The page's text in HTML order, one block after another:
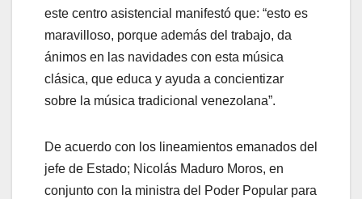
este centro asistencial manifestó que: “esto es
maravilloso, porque además del trabajo, da
ánimos en las navidades con esta música
clásica, que educa y ayuda a concientizar
sobre la música tradicional venezolana”.
De acuerdo con los lineamientos emanados del
jefe de Estado; Nicolás Maduro Moros, en
conjunto con la ministra del Poder Popular para